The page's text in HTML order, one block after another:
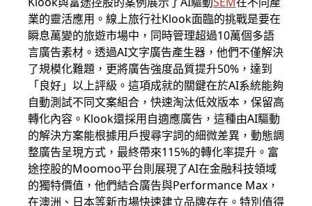
業的靈活應用。線上旅行社Klook面臨的挑戰是要在
瞬息萬變的旅遊市場中，同時管理超過10萬個多語
言廣告素材。透過AI文字廣告產生器，他們不僅解決
了規模化難題，更將廣告強度品質提升50%，達到
「良好」以上評級。這項成就的關鍵在於AI系統能夠
自動測試不同文案組合，快速淘汰低效版本，保留高
轉化內容。Klook還採用自適應廣告，這種由AI驅動
的解決方案能根據用戶搜尋字詞的細微差異，動態調
整廣告呈現方式，最終帶來115%的轉化率提升。富
途控股的Moomoo平台則展現了AI在金融科技領域
的獨特價值，他們結合廣告與Performance Max，
在澳洲、日本等新市場快速建立品牌存在。特別值得